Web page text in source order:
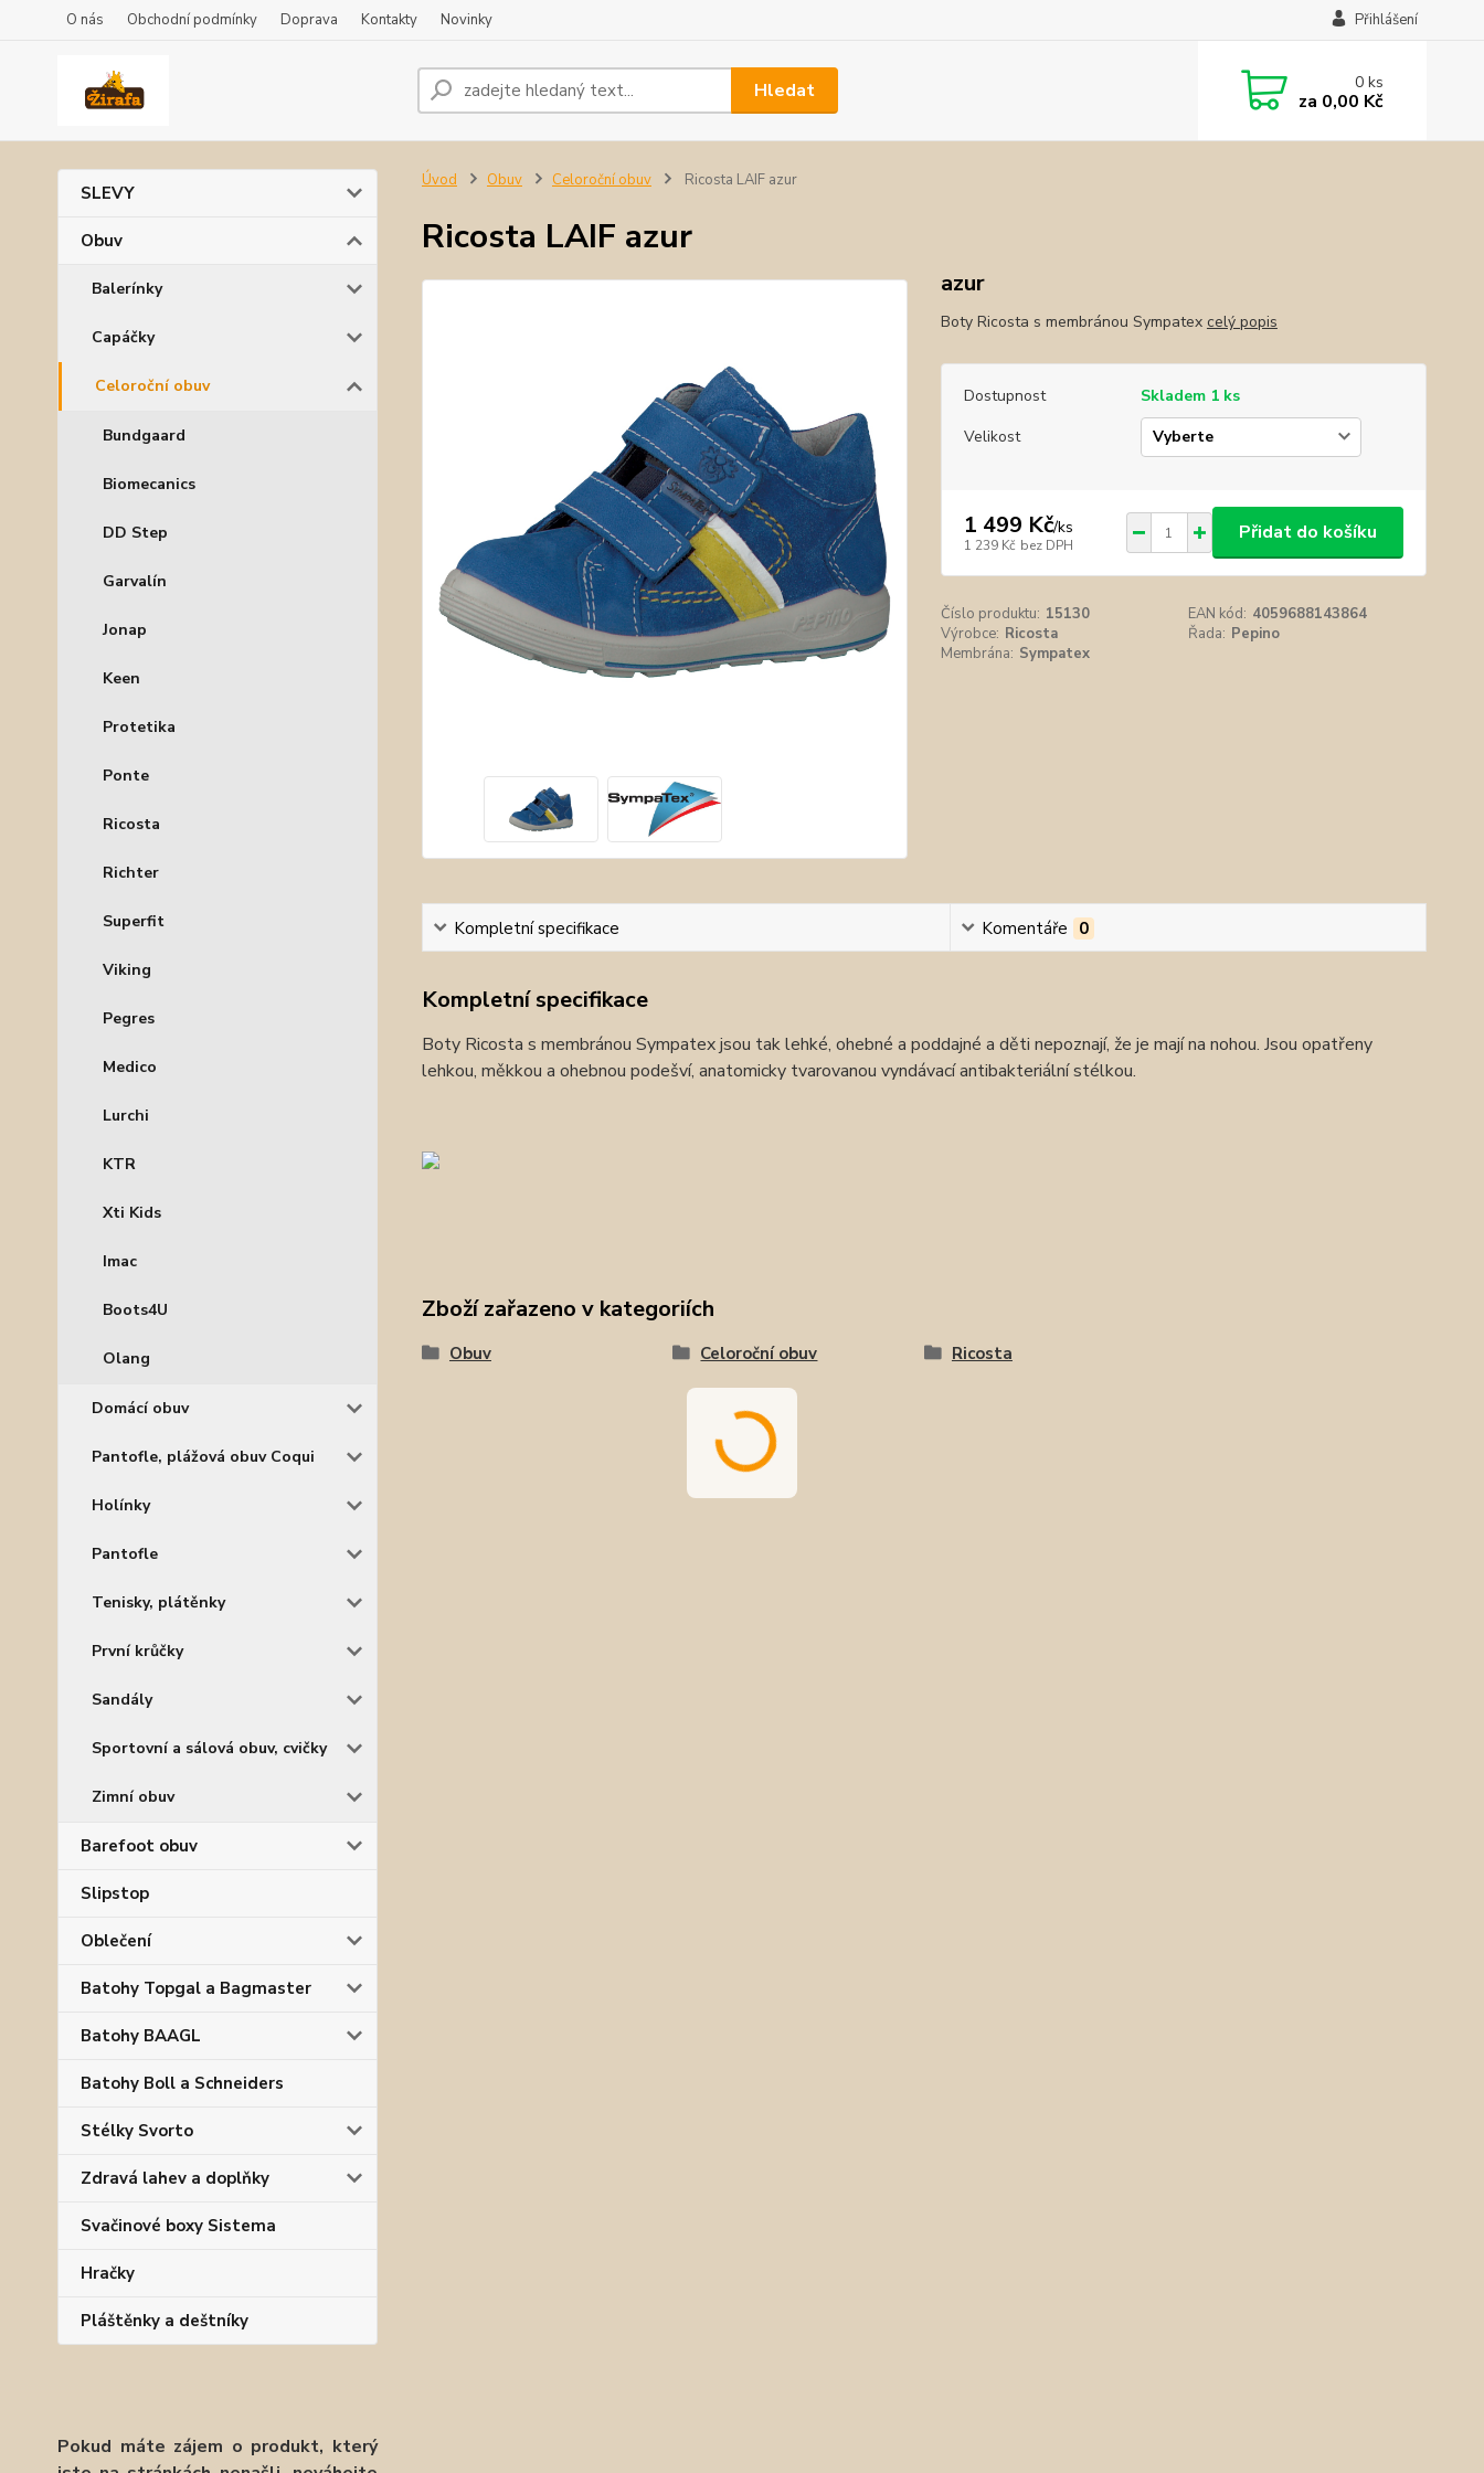
O nás Obchodní podmínky Doprava Kontakty Novinky Přihlášení
Hledat 0ks
za 0,00 Kč
SLEVY
Obuv
Balerínky
Capáčky
Celoroční obuv
Bundgaard
Biomecanics
DD Step
Garvalín
Jonap
Keen
Protetika
Ponte
Ricosta
Richter
Superfit
Viking
Pegres
Medico
Lurchi
KTR
Xti Kids
Imac
Boots4U
Olang
Domácí obuv
Pantofle, plážová obuv Coqui
Holínky
Pantofle
Tenisky, plátěnky
První krůčky
Sandály
Sportovní a sálová obuv, cvičky
Zimní obuv
Barefoot obuv
Slipstop
Oblečení
Batohy Topgal a Bagmaster
Batohy BAAGL
Batohy Boll a Schneiders
Stélky Svorto
Zdravá lahev a doplňky
Svačinové boxy Sistema
Hračky
Pláštěnky a deštníky
Pokud máte zájem o produkt, který
Úvod Obuv Celoroční obuv Ricosta LAIF azur
Ricosta LAIF azur
azur
Boty Ricosta s membránou Sympatex celý popis
Dostupnost
Skladem 1 ks
Velikost
1 499 Kč/ks
1 239 Kč bez DPH
Přidat do košíku
Číslo produktu: 15130 EAN kód: 4059688143864
Výrobce: Ricosta Řada: Pepino
Membrána: Sympatex
Kompletní specifikace Komentáře 0
Kompletní specifikace
Boty Ricosta s membránou Sympatex jsou tak lehké, ohebné a poddajné a děti nepoznají, že je mají na nohou. Jsou opatřeny
lehkou, měkkou a ohebnou podešví, anatomicky tvarovanou vyndávací antibakteriální stélkou.
Zboží zařazeno v kategoriích
Obuv Celoroční obuv Ricosta